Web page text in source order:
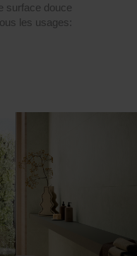
surface douce
les usages: